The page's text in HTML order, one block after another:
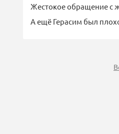
Жестокое обращение с
А ещё Герасим был